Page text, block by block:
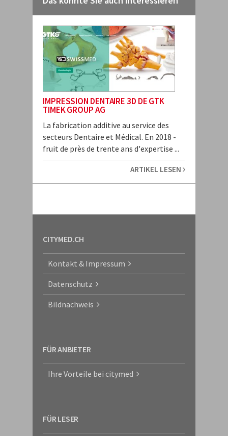
IMPRESSION DENTAIRE 3D DE GTK
TIMEK GROUP AG
La fabrication additive au service des
secteurs Dentaire et Médical. En 2018 -
fruit de près de trente ans d'expertise ...
ARTIKEL LESEN
CITYMED.CH
Kontakt & Impressum
Datenschutz
Bildnachweis
FÜR ANBIETER
Ihre Vorteile bei citymed
FÜR LESER